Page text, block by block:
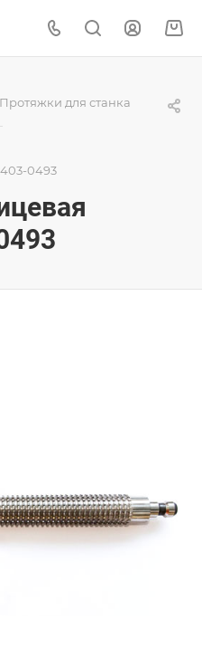
Протяжки для станка
0493